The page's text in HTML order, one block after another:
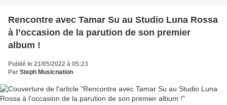
Rencontre avec Tamar Su au Studio Luna Rossa
à l’occasion de la parution de son premier
album !
Publié le 21/05/2022 à 05:23
Par Steph Musicnation